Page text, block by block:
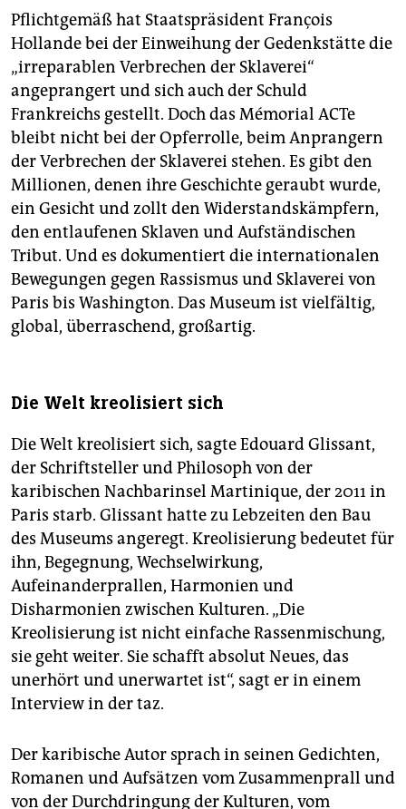
Pflichtgemäß hat Staatspräsident François
Hollande bei der Einweihung der Gedenkstätte die
„irreparablen Verbrechen der Sklaverei“
angeprangert und sich auch der Schuld
Frankreichs gestellt. Doch das Mémorial ACTe
bleibt nicht bei der Opferrolle, beim Anprangern
der Verbrechen der Sklaverei stehen. Es gibt den
Millionen, denen ihre Geschichte geraubt wurde,
ein Gesicht und zollt den Widerstandskämpfern,
den entlaufenen Sklaven und Aufständischen
Tribut. Und es dokumentiert die internationalen
Bewegungen gegen Rassismus und Sklaverei von
Paris bis Washington. Das Museum ist vielfältig,
global, überraschend, großartig.
Die Welt kreolisiert sich
Die Welt kreolisiert sich, sagte Edouard Glissant,
der Schriftsteller und Philosoph von der
karibischen Nachbarinsel Martinique, der 2011 in
Paris starb. Glissant hatte zu Lebzeiten den Bau
des Museums angeregt. Kreo­li­sie­rung bedeutet für
ihn, Begegnung, Wechselwirkung,
Aufeinanderprallen, Harmonien und
Disharmonien zwischen Kulturen. „Die
Kreolisierung ist nicht einfache Rassenmischung,
sie geht weiter. Sie schafft absolut Neues, das
unerhört und unerwartet ist“, sagt er in einem
Interview in der taz.
Der karibische Autor sprach in seinen Gedichten,
Romanen und Aufsätzen vom Zusammenprall und
von der Durchdringung der Kulturen, vom